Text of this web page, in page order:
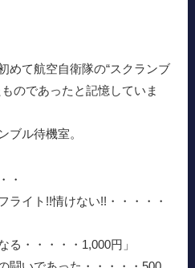
めて航空自衛隊の“スクランブ
のであったと記憶していま
ブル待機室。
・
ライト!!情けない!!・・・・・
る・・・・・1,000円」